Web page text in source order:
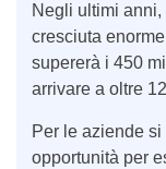
Negli ultimi anni,
cresciuta
supererà i 450
arrivare a oltre
Per le aziende
opportunità per